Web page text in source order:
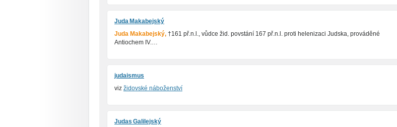
Juda Makabejský
Juda Makabejský, †161 př.n.l., vůdce žid. povstání 167 př.n.l. proti helenizaci Judska, prováděné
Antiochem IV.…
judaismus
viz židovské náboženství
Judas Galilejský